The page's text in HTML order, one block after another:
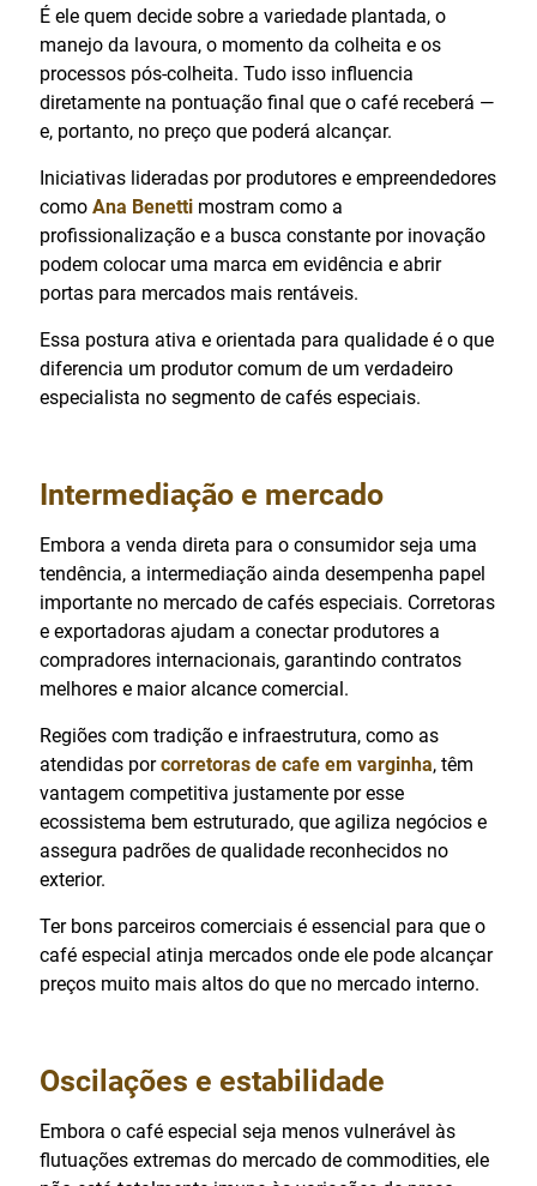
É ele quem decide sobre a variedade plantada, o
manejo da lavoura, o momento da colheita e os
processos pós-colheita. Tudo isso influencia
diretamente na pontuação final que o café receberá —
e, portanto, no preço que poderá alcançar.
Iniciativas lideradas por produtores e empreendedores
como Ana Benetti mostram como a
profissionalização e a busca constante por inovação
podem colocar uma marca em evidência e abrir
portas para mercados mais rentáveis.
Essa postura ativa e orientada para qualidade é o que
diferencia um produtor comum de um verdadeiro
especialista no segmento de cafés especiais.
Intermediação e mercado
Embora a venda direta para o consumidor seja uma
tendência, a intermediação ainda desempenha papel
importante no mercado de cafés especiais. Corretoras
e exportadoras ajudam a conectar produtores a
compradores internacionais, garantindo contratos
melhores e maior alcance comercial.
Regiões com tradição e infraestrutura, como as
atendidas porcorretoras de cafe em varginha, têm
vantagem competitiva justamente por esse
ecossistema bem estruturado, que agiliza negócios e
assegura padrões de qualidade reconhecidos no
exterior.
Ter bons parceiros comerciais é essencial para que o
café especial atinja mercados onde ele pode alcançar
preços muito mais altos do que no mercado interno.
Oscilações e estabilidade
Embora o café especial seja menos vulnerável às
flutuações extremas do mercado de commodities, ele